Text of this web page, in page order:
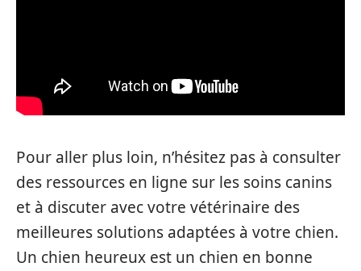
Pour aller plus loin, n’hésitez pas à consulter
des ressources en ligne sur les soins canins
et à discuter avec votre vétérinaire des
meilleures solutions adaptées à votre chien.
Un chien heureux est un chien en bonne